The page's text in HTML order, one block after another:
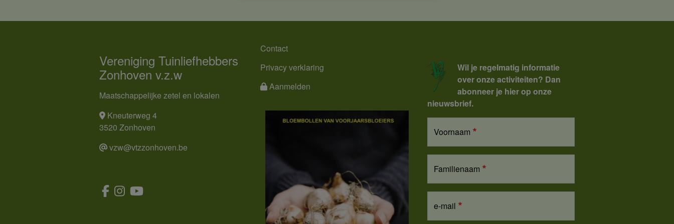
Vereniging Tuinliefhebbers
Zonhoven v.z.w
Maatschappelijke zetel en lokalen
Kneuterweg 4
3520 Zonhoven
vzw@vtzzonhoven.be
MENU
Contact
Privacy verklaring
Aanmelden
Wil je regelmatig informatie
over onze activiteiten? Dan
abonneer je hier op onze
nieuwsbrief.
Voornaam
Familienaam
e-mail